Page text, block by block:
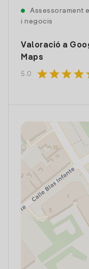
Assessorament
i negocis
Valoració a
Maps
5.0 starstarstarstar